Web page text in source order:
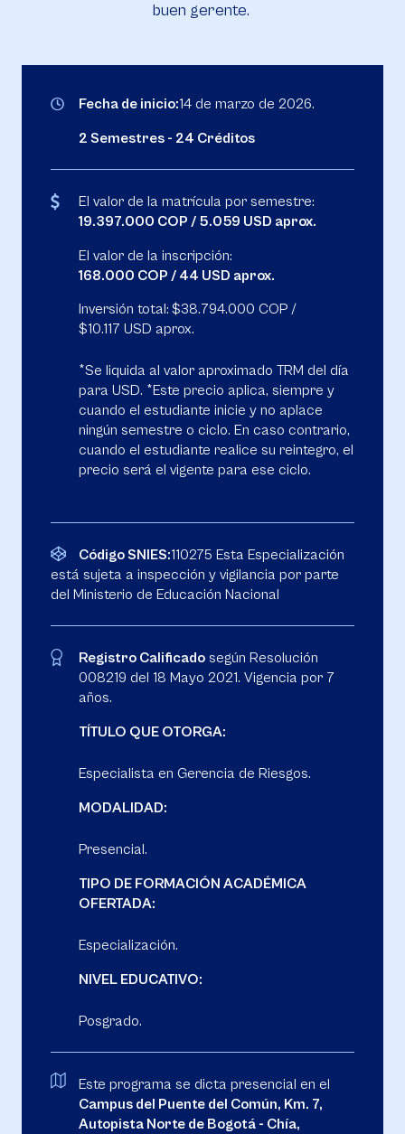
buen gerente.
Fecha de inicio:14 de marzo de 2026.
2 Semestres - 24 Créditos
El valor de la matrícula por semestre:
19.397.000 COP / 5.059 USD aprox.
El valor de la inscripción:
168.000 COP / 44 USD aprox.
Inversión total: $38.794.000 COP /
$10.117 USD aprox.
*Se liquida al valor aproximado TRM del día
para USD. *Este precio aplica, siempre y
cuando el estudiante inicie y no aplace
ningún semestre o ciclo. En caso contrario,
cuando el estudiante realice su reintegro, el
precio será el vigente para ese ciclo.
Código SNIES:110275 Esta Especialización
está sujeta a inspección y vigilancia por parte
del Ministerio de Educación Nacional
Registro Calificado según Resolución
008219 del 18 Mayo 2021. Vigencia por 7
años.
TÍTULO QUE OTORGA:
Especialista en Gerencia de Riesgos.
MODALIDAD:
Presencial.
TIPO DE FORMACIÓN ACADÉMICA
OFERTADA:
Especialización.
NIVEL EDUCATIVO:
Posgrado.
Este programa se dicta presencial en el
Campus del Puente del Común, Km. 7,
Autopista Norte de Bogotá - Chía,